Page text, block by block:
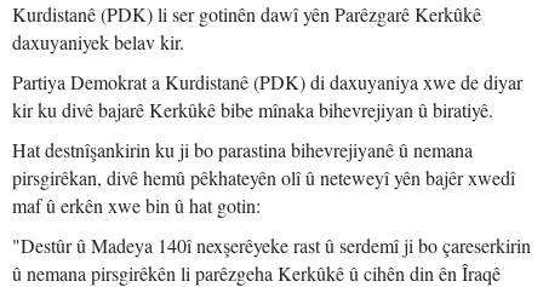
Kurdistanê (PDK) li ser gotinên dawî yên Parêzgarê Kerkûkê
daxuyaniyek belav kir.
Partiya Demokrat a Kurdistanê (PDK) di daxuyaniya xwe de diyar
kir ku divê bajarê Kerkûkê bibe mînaka bihevrejiyan û biratiyê.
Hat destnîşankirin ku ji bo parastina bihevrejiyanê û nemana
pirsgirêkan, divê hemû pêkhateyên olî û neteweyî yên bajêr xwedî
maf û erkên xwe bin û hat gotin:
"Destûr û Madeya 140î nexşerêyeke rast û serdemî ji bo çareserkirin
û nemana pirsgirêkên li parêzgeha Kerkûkê û cihên din ên Îraqê